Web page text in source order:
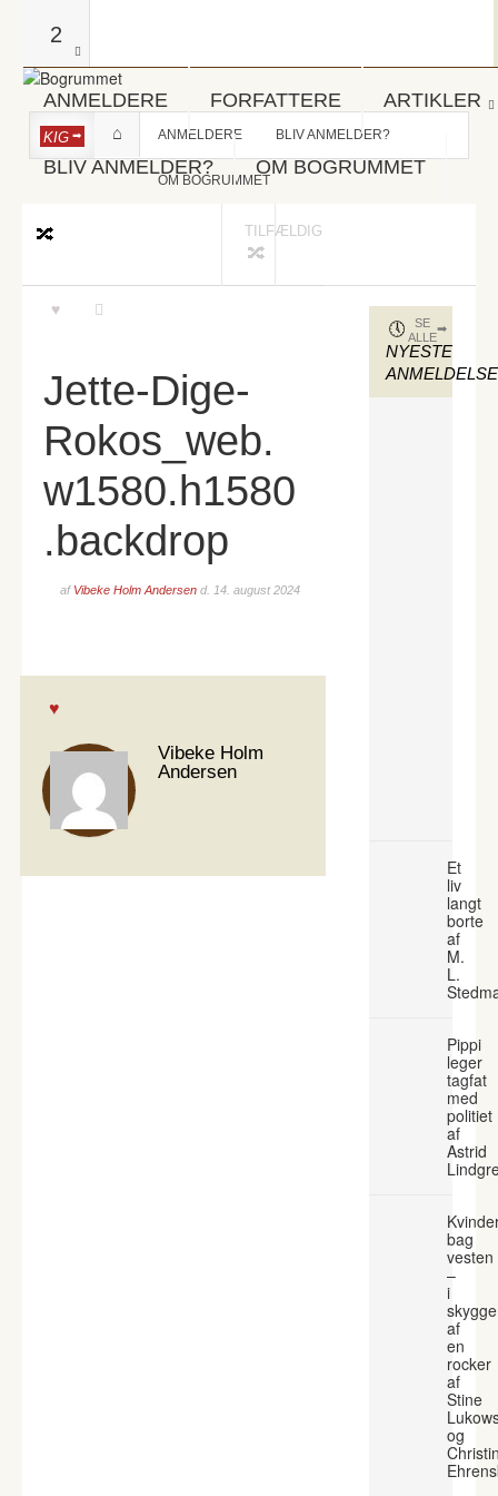
2
ANMELDERE FORFATTERE ARTIKLER
BLIV ANMELDER? OM BOGRUMMET
KIG ANMELDERE BLIV ANMELDER?
OM BOGRUMMET
TILFÆLDIG
Jette-Dige-
Rokos_web.
w1580.h1580
.backdrop
af Vibeke Holm Andersen d. 14. august 2024
Vibeke Holm
Andersen
NYESTE
SE
ALLE
Et
liv
langt
borte
af
M.
L.
Pippi
leger
tagfat
med
politiet
af
Astrid
bag
vesten
–
i
af
en
rocker
af
Stine
og